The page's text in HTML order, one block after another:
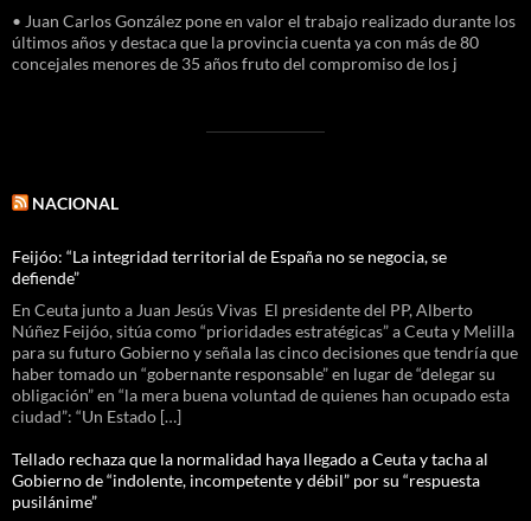
• Juan Carlos González pone en valor el trabajo realizado durante los
últimos años y destaca que la provincia cuenta ya con más de 80
concejales menores de 35 años fruto del compromiso de los j
NACIONAL
Feijóo: “La integridad territorial de España no se negocia, se
defiende”
En Ceuta junto a Juan Jesús Vivas El presidente del PP, Alberto
Núñez Feijóo, sitúa como “prioridades estratégicas” a Ceuta y Melilla
para su futuro Gobierno y señala las cinco decisiones que tendría que
haber tomado un “gobernante responsable” en lugar de “delegar su
obligación” en “la mera buena voluntad de quienes han ocupado esta
ciudad”: “Un Estado […]
Tellado rechaza que la normalidad haya llegado a Ceuta y tacha al
Gobierno de “indolente, incompetente y débil” por su “respuesta
pusilánime”